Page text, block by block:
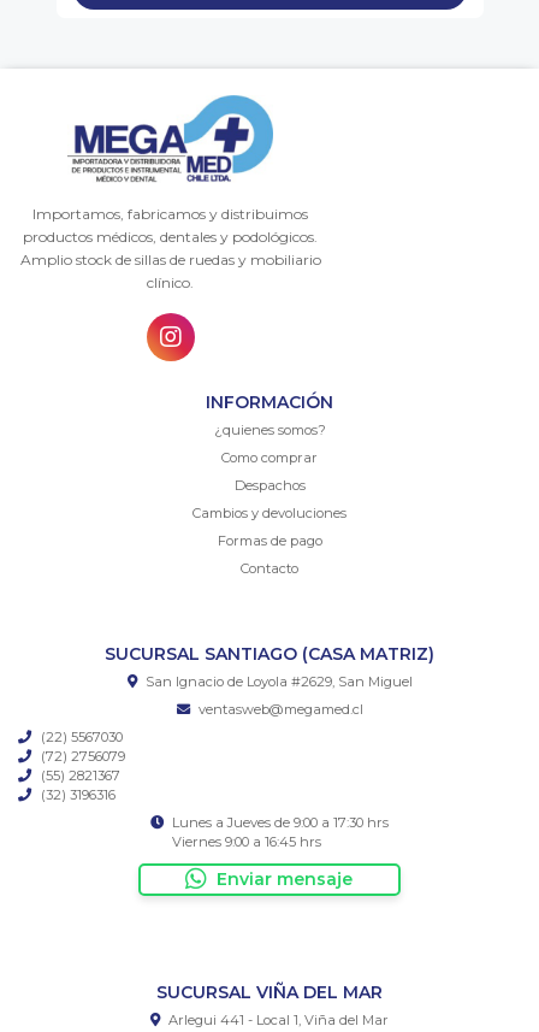
Importamos, fabricamos y distribuimos
productos médicos, dentales y podológicos.
Amplio stock de sillas de ruedas y mobiliario
clínico.
INFORMACIÓN
¿quienes somos?
Como comprar
Despachos
Cambios y devoluciones
Formas de pago
Contacto
SUCURSAL SANTIAGO (CASA MATRIZ)
San Ignacio de Loyola #2629, San Miguel
ventasweb@megamed.cl
(22) 5567030
(72) 2756079
(55) 2821367
(32) 3196316
Lunes a Jueves de 9:00 a 17:30 hrs
Viernes 9:00 a 16:45 hrs
Enviar mensaje
SUCURSAL VIÑA DEL MAR
Arlegui 441 - Local 1, Viña del Mar